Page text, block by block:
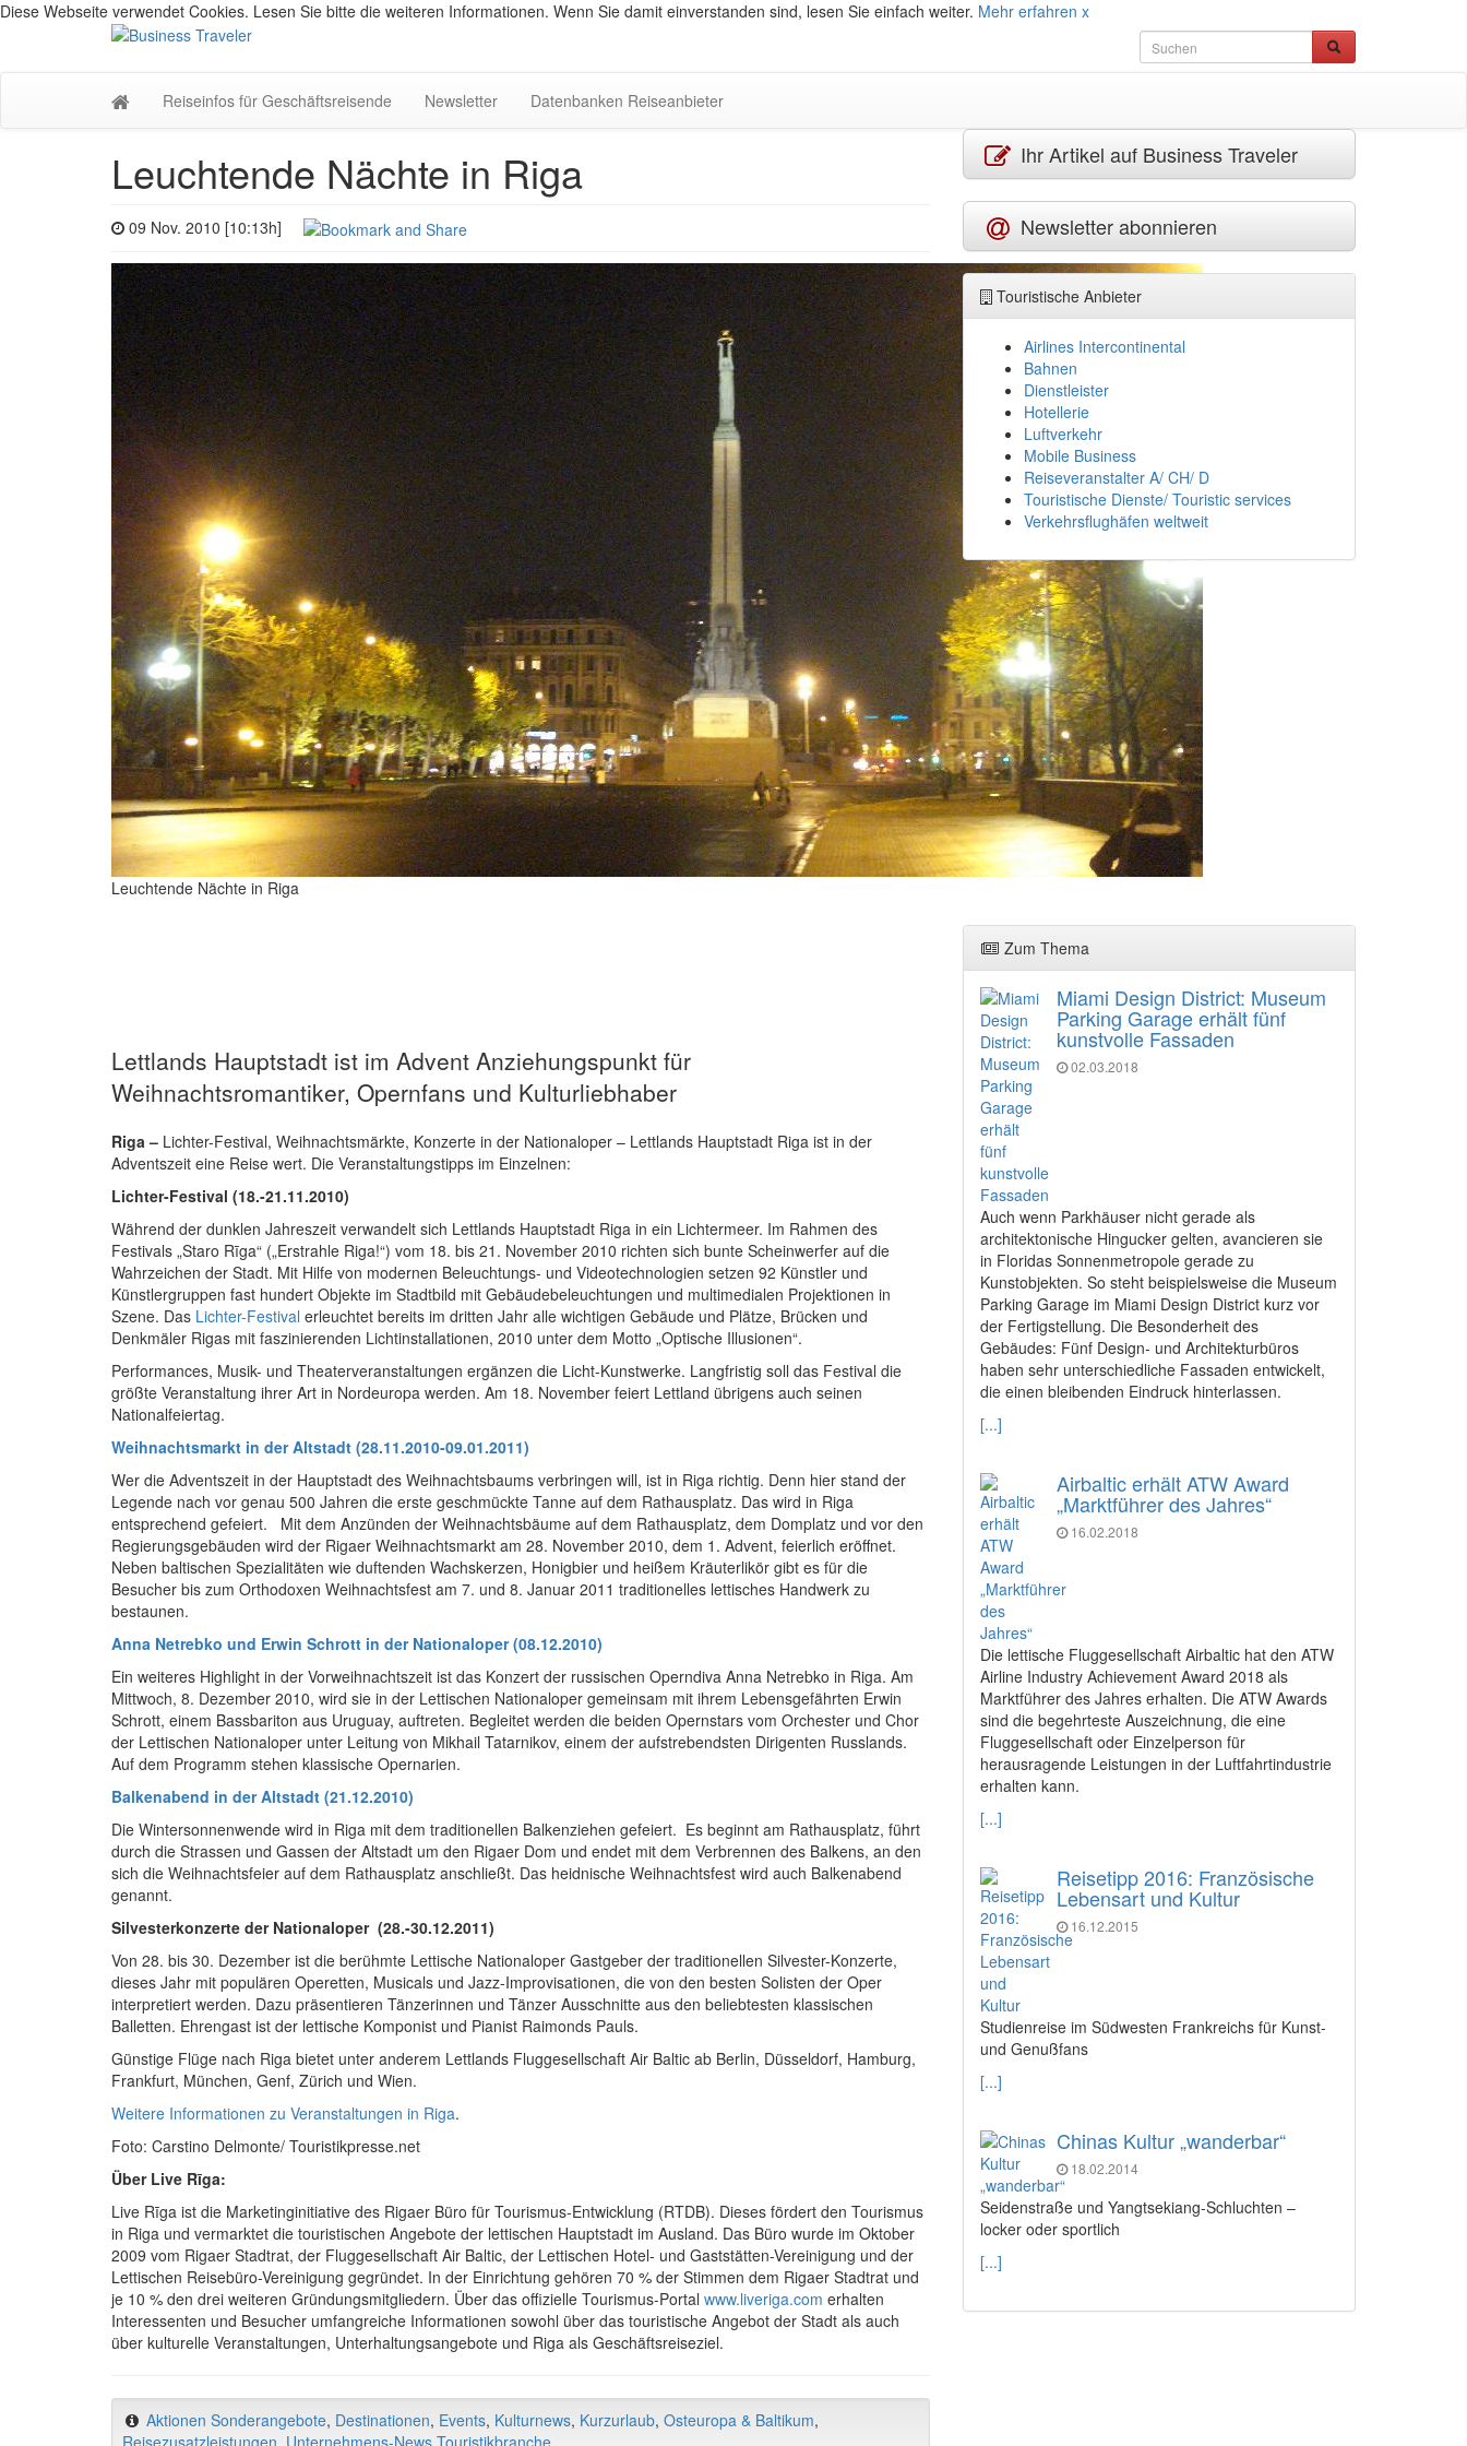
Diese Webseite verwendet Cookies. Lesen Sie bitte die weiteren Informationen. Wenn Sie damit einverstanden sind, lesen Sie einfach weiter. Mehr erfahren x
Reiseinfos für Geschäftsreisende Newsletter Datenbanken Reiseanbieter
Leuchtende Nächte in Riga
09 Nov. 2010 [10:13h]
Leuchtende Nächte in Riga
Lettlands Hauptstadt ist im Advent Anziehungspunkt für
Weihnachtsromantiker, Opernfans und Kulturliebhaber
Riga – Lichter-Festival, Weihnachtsmärkte, Konzerte in der Nationaloper – Lettlands Hauptstadt Riga ist in der
Adventszeit eine Reise wert. Die Veranstaltungstipps im Einzelnen:
Lichter-Festival (18.-21.11.2010)
Während der dunklen Jahreszeit verwandelt sich Lettlands Hauptstadt Riga in ein Lichtermeer. Im Rahmen des
Festivals „Staro Rīga“ („Erstrahle Riga!“) vom 18. bis 21. November 2010 richten sich bunte Scheinwerfer auf die
Wahrzeichen der Stadt. Mit Hilfe von modernen Beleuchtungs- und Videotechnologien setzen 92 Künstler und
Künstlergruppen fast hundert Objekte im Stadtbild mit Gebäudebeleuchtungen und multimedialen Projektionen in
Szene. Das Lichter-Festival erleuchtet bereits im dritten Jahr alle wichtigen Gebäude und Plätze, Brücken und
Denkmäler Rigas mit faszinierenden Lichtinstallationen, 2010 unter dem Motto „Optische Illusionen“.
Performances, Musik- und Theaterveranstaltungen ergänzen die Licht-Kunstwerke. Langfristig soll das Festival die
größte Veranstaltung ihrer Art in Nordeuropa werden. Am 18. November feiert Lettland übrigens auch seinen
Nationalfeiertag.
Weihnachtsmarkt in der Altstadt (28.11.2010-09.01.2011)
Wer die Adventszeit in der Hauptstadt des Weihnachtsbaums verbringen will, ist in Riga richtig. Denn hier stand der
Legende nach vor genau 500 Jahren die erste geschmückte Tanne auf dem Rathausplatz. Das wird in Riga
entsprechend gefeiert. Mit dem Anzünden der Weihnachtsbäume auf dem Rathausplatz, dem Domplatz und vor den
Regierungsgebäuden wird der Rigaer Weihnachtsmarkt am 28. November 2010, dem 1. Advent, feierlich eröffnet.
Neben baltischen Spezialitäten wie duftenden Wachskerzen, Honigbier und heißem Kräuterlikör gibt es für die
Besucher bis zum Orthodoxen Weihnachtsfest am 7. und 8. Januar 2011 traditionelles lettisches Handwerk zu
bestaunen.
Anna Netrebko und Erwin Schrott in der Nationaloper (08.12.2010)
Ein weiteres Highlight in der Vorweihnachtszeit ist das Konzert der russischen Operndiva Anna Netrebko in Riga. Am
Mittwoch, 8. Dezember 2010, wird sie in der Lettischen Nationaloper gemeinsam mit ihrem Lebensgefährten Erwin
Schrott, einem Bassbariton aus Uruguay, auftreten. Begleitet werden die beiden Opernstars vom Orchester und Chor
der Lettischen Nationaloper unter Leitung von Mikhail Tatarnikov, einem der aufstrebendsten Dirigenten Russlands.
Auf dem Programm stehen klassische Opernarien.
Balkenabend in der Altstadt (21.12.2010)
Die Wintersonnenwende wird in Riga mit dem traditionellen Balkenziehen gefeiert. Es beginnt am Rathausplatz, führt
durch die Strassen und Gassen der Altstadt um den Rigaer Dom und endet mit dem Verbrennen des Balkens, an den
sich die Weihnachtsfeier auf dem Rathausplatz anschließt. Das heidnische Weihnachtsfest wird auch Balkenabend
genannt.
Silvesterkonzerte der Nationaloper (28.-30.12.2011)
Von 28. bis 30. Dezember ist die berühmte Lettische Nationaloper Gastgeber der traditionellen Silvester-Konzerte,
dieses Jahr mit populären Operetten, Musicals und Jazz-Improvisationen, die von den besten Solisten der Oper
interpretiert werden. Dazu präsentieren Tänzerinnen und Tänzer Ausschnitte aus den beliebtesten klassischen
Balletten. Ehrengast ist der lettische Komponist und Pianist Raimonds Pauls.
Günstige Flüge nach Riga bietet unter anderem Lettlands Fluggesellschaft Air Baltic ab Berlin, Düsseldorf, Hamburg,
Frankfurt, München, Genf, Zürich und Wien.
Weitere Informationen zu Veranstaltungen in Riga.
Foto: Carstino Delmonte/ Touristikpresse.net
Über Live Rīga:
Live Rīga ist die Marketinginitiative des Rigaer Büro für Tourismus-Entwicklung (RTDB). Dieses fördert den Tourismus
in Riga und vermarktet die touristischen Angebote der lettischen Hauptstadt im Ausland. Das Büro wurde im Oktober
2009 vom Rigaer Stadtrat, der Fluggesellschaft Air Baltic, der Lettischen Hotel- und Gaststätten-Vereinigung und der
Lettischen Reisebüro-Vereinigung gegründet. In der Einrichtung gehören 70 % der Stimmen dem Rigaer Stadtrat und
je 10 % den drei weiteren Gründungsmitgliedern. Über das offizielle Tourismus-Portal www.liveriga.com erhalten
Interessenten und Besucher umfangreiche Informationen sowohl über das touristische Angebot der Stadt als auch
über kulturelle Veranstaltungen, Unterhaltungsangebote und Riga als Geschäftsreiseziel.
Aktionen Sonderangebote, Destinationen, Events, Kulturnews, Kurzurlaub, Osteuropa & Baltikum,
Ihr Artikel auf Business Traveler
Newsletter abonnieren
Touristische Anbieter
Airlines Intercontinental
Bahnen
Dienstleister
Hotellerie
Luftverkehr
Mobile Business
Reiseveranstalter A/ CH/ D
Touristische Dienste/ Touristic services
Verkehrsflughäfen weltweit
Zum Thema
Miami Design District: Museum
Parking Garage erhält fünf
kunstvolle Fassaden
02.03.2018
Auch wenn Parkhäuser nicht gerade als
architektonische Hingucker gelten, avancieren sie
in Floridas Sonnenmetropole gerade zu
Kunstobjekten. So steht beispielsweise die Museum
Parking Garage im Miami Design District kurz vor
der Fertigstellung. Die Besonderheit des
Gebäudes: Fünf Design- und Architekturbüros
haben sehr unterschiedliche Fassaden entwickelt,
die einen bleibenden Eindruck hinterlassen.
[...]
Airbaltic erhält ATW Award
„Marktführer des Jahres“
16.02.2018
Die lettische Fluggesellschaft Airbaltic hat den ATW
Airline Industry Achievement Award 2018 als
Marktführer des Jahres erhalten. Die ATW Awards
sind die begehrteste Auszeichnung, die eine
Fluggesellschaft oder Einzelperson für
herausragende Leistungen in der Luftfahrtindustrie
erhalten kann.
[...]
Reisetipp 2016: Französische
Lebensart und Kultur
16.12.2015
Studienreise im Südwesten Frankreichs für Kunst-
und Genußfans
[...]
Chinas Kultur „wanderbar“
18.02.2014
Seidenstraße und Yangtsekiang-Schluchten –
locker oder sportlich
[...]